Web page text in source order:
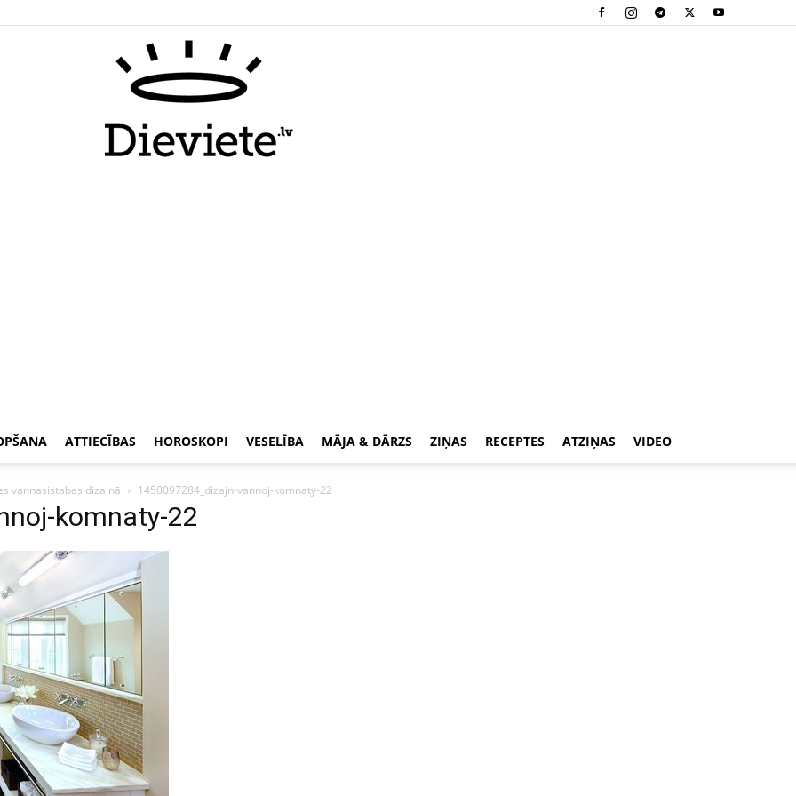
ATTIECĪBAS HOROSKOPI VESELĪBA MĀJA & DĀRZS ZIŅAS RECEPTES ATZIŅAS VIDEO
vannasistabas dizainā 1450097284_dizajn-vannoj-komnaty-22
komnaty-22